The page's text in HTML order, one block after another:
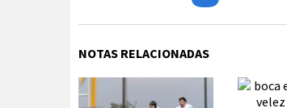
NOTAS RELACIONADAS